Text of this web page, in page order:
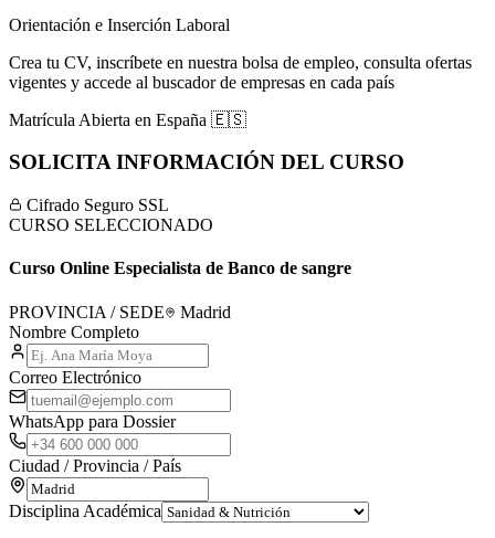
Orientación e Inserción Laboral
Crea tu CV, inscríbete en nuestra bolsa de empleo, consulta ofertas
vigentes y accede al buscador de empresas en cada país
Matrícula Abierta en España 🇪🇸
SOLICITA INFORMACIÓN DEL CURSO
Cifrado Seguro SSL
CURSO SELECCIONADO
Curso Online Especialista de Banco de sangre
PROVINCIA / SEDE
Madrid
Nombre Completo
Correo Electrónico
WhatsApp para Dossier
Ciudad / Provincia / País
Disciplina Académica